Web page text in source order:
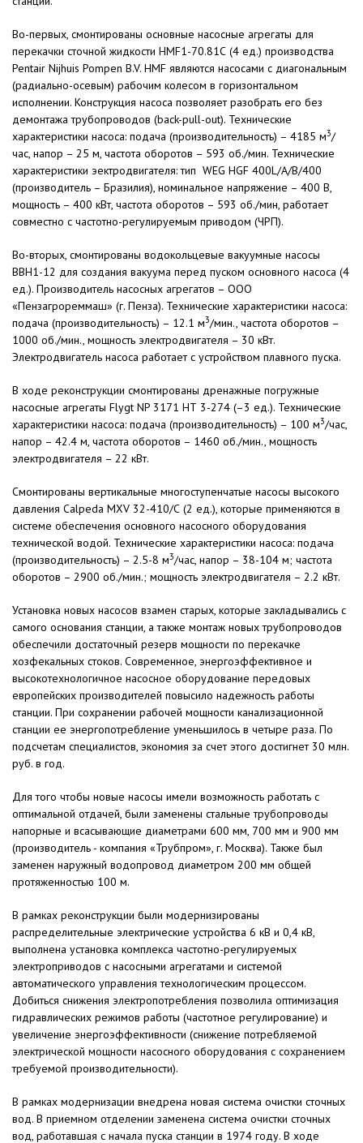
Во-первых, смонтированы основные насосные агрегаты для
перекачки сточной жидкости HMF1-70.81С (4 ед.) производства
Pentair Nijhuis Pompen B.V. HMF являются насосами с диагональным
(радиально-осевым) рабочим колесом в горизонтальном
исполнении. Конструкция насоса позволяет разобрать его без
демонтажа трубопроводов (back-pull-out). Технические
характеристики насоса: подача (производительность) – 4185 м3/
час, напор – 25 м, частота оборотов – 593 об./мин. Технические
характеристики эектродвигателя: тип WEG HGF 400L/A/B/400
(производитель – Бразилия), номинальное напряжение – 400 В,
мощность – 400 кВт, частота оборотов – 593 об./мин, работает
совместно с частотно-регулируемым приводом (ЧРП).
Во-вторых, смонтированы водокольцевые вакуумные насосы
ВВН1-12 для создания вакуума перед пуском основного насоса (4
ед.). Производитель насосных агрегатов – ООО
«Пензагрореммаш» (г. Пенза). Технические характеристики насоса:
подача (производительность) – 12.1 м3/мин., частота оборотов –
1000 об./мин., мощность электродвигателя – 30 кВт.
Электродвигатель насоса работает с устройством плавного пуска.
В ходе реконструкции смонтированы дренажные погружные
насосные агрегаты Flygt NP 3171 НТ 3-274 (–3 ед.). Технические
характеристики насоса: подача (производительность) – 100 м3/час,
напор – 42.4 м, частота оборотов – 1460 об./мин., мощность
электродвигателя – 22 кВт.
Смонтированы вертикальные многоступенчатые насосы высокого
давления Calpeda MXV 32-410/С (2 ед.), которые применяются в
системе обеспечения основного насосного оборудования
технической водой. Технические характеристики насоса: подача
(производительность) – 2.5-8 м3/час, напор – 38-104 м; частота
оборотов – 2900 об./мин.; мощность электродвигателя – 2.2 кВт.
Установка новых насосов взамен старых, которые закладывались с
самого основания станции, а также монтаж новых трубопроводов
обеспечили достаточный резерв мощности по перекачке
хозфекальных стоков. Современное, энергоэффективное и
высокотехнологичное насосное оборудование передовых
европейских производителей повысило надежность работы
станции. При сохранении рабочей мощности канализационной
станции ее энергопотребление уменьшилось в четыре раза. По
подсчетам специалистов, экономия за счет этого достигнет 30 млн.
руб. в год.
Для того чтобы новые насосы имели возможность работать с
оптимальной отдачей, были заменены стальные трубопроводы
напорные и всасывающие диаметрами 600 мм, 700 мм и 900 мм
(производитель - компания «Трубпром», г. Москва). Также был
заменен наружный водопровод диаметром 200 мм общей
протяженностью 100 м.
В рамках реконструкции были модернизированы
распределительные электрические устройства 6 кВ и 0,4 кВ,
выполнена установка комплекса частотно-регулируемых
электроприводов с насосными агрегатами и системой
автоматического управления технологическим процессом.
Добиться снижения электропотребления позволила оптимизация
гидравлических режимов работы (частотное регулирование) и
увеличение энергоэффективности (снижение потребляемой
электрической мощности насосного оборудования с сохранением
требуемой производительности).
В рамках модернизации внедрена новая система очистки сточных
вод. В приемном отделении заменена система очистки сточных
вод, работавшая с начала пуска станции в 1974 году. В ходе